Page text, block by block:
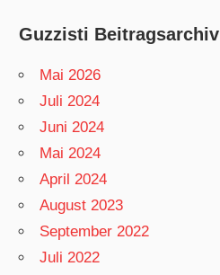
Guzzisti Beitragsarchiv
Mai 2026
Juli 2024
Juni 2024
Mai 2024
April 2024
August 2023
September 2022
Juli 2022